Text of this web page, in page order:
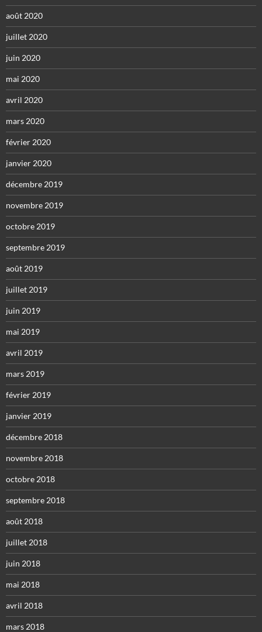
août 2020
juillet 2020
juin 2020
mai 2020
avril 2020
mars 2020
février 2020
janvier 2020
décembre 2019
novembre 2019
octobre 2019
septembre 2019
août 2019
juillet 2019
juin 2019
mai 2019
avril 2019
mars 2019
février 2019
janvier 2019
décembre 2018
novembre 2018
octobre 2018
septembre 2018
août 2018
juillet 2018
juin 2018
mai 2018
avril 2018
mars 2018